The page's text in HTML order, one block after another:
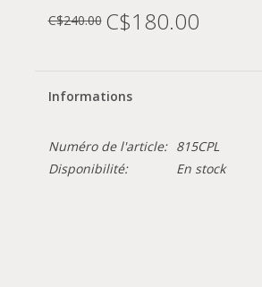
C$240.00 C$180.00
Informations
Numéro de l'article:
815CPL
Disponibilité:
En stock